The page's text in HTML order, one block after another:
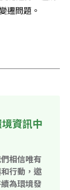
遷問題。
資訊中
相信唯有
行動，邀
為環境發